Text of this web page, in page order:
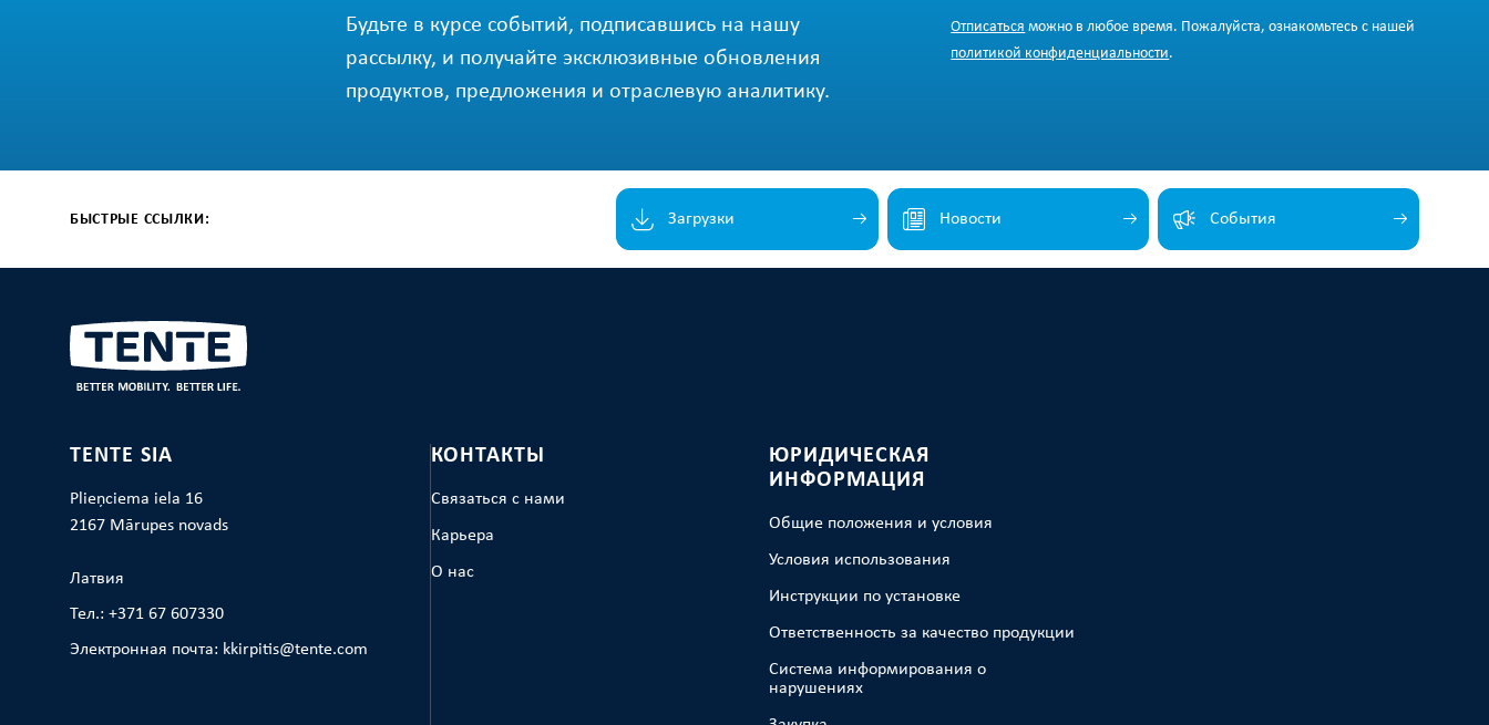
Будьте в курсе событий, подписавшись на нашу
рассылку, и получайте эксклюзивные обновления
продуктов, предложения и отраслевую аналитику.
Отписаться можно в любое время. Пожалуйста, ознакомьтесь с нашей
политикой конфиденциальности.
БЫСТРЫЕ ССЫЛКИ: Загрузки Новости События
TENTE SIA
Plieņciema iela 16
2167 Mārupes novads
Латвия
Тел.: +371 67 607330
Электронная почта: kkirpitis@tente.com
КОНТАКТЫ
Связаться с нами
Карьера
О нас
ЮРИДИЧЕСКАЯ
ИНФОРМАЦИЯ
Общие положения и условия
Условия использования
Инструкции по установке
Ответственность за качество продукции
Система информирования о
нарушениях